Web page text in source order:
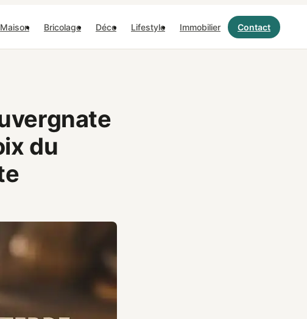
Maison Bricolage Déco Lifestyle Immobilier Contact
du